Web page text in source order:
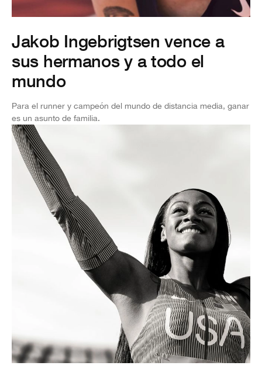
Jakob Ingebrigtsen vence a
sus hermanos y a todo el
mundo
Para el runner y campeón del mundo de distancia media, ganar
es un asunto de familia.